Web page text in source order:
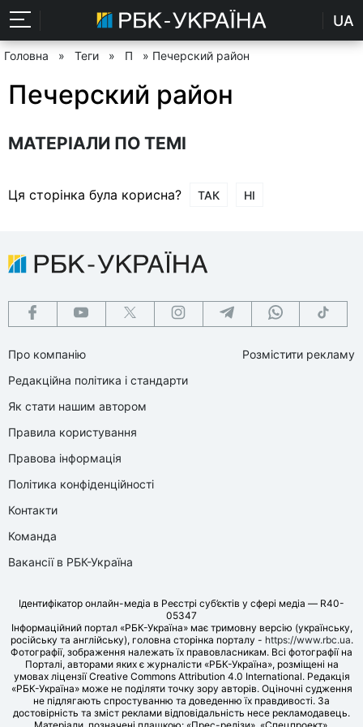
UA
Головна » Теги » П » Печерский район
Печерский район
МАТЕРІАЛИ ПО ТЕМІ
Ця сторінка була корисна? ТАК НІ
Про компанію
Редакційна політика і стандарти
Як стати нашим автором
Правила користування
Правова інформація
Політика конфіденційності
Контакти
Команда
Вакансії в РБК-Україна
Розмістити рекламу
Ідентифікатор онлайн-медіа в Реєстрі суб’єктів у сфері медіа — R40-
05347
Інформаційний портал «РБК-Україна» має тримовну версію (українську,
російську та англійську), головна сторінка порталу - https://www.rbc.ua.
Фотографії, зображення належать їх правовласникам. Всі фотографії на
Порталі, авторами яких є журналісти «РБК-Україна», розміщені на
умовах ліцензії Creative Commons Attribution 4.0 International. Редакція
«РБК-Україна» може не поділяти точку зору авторів. Оціночні судження
не підлягають спростуванню та доведенню їх правдивості. За
достовірність та зміст реклами відповідальність несе рекламодавець.